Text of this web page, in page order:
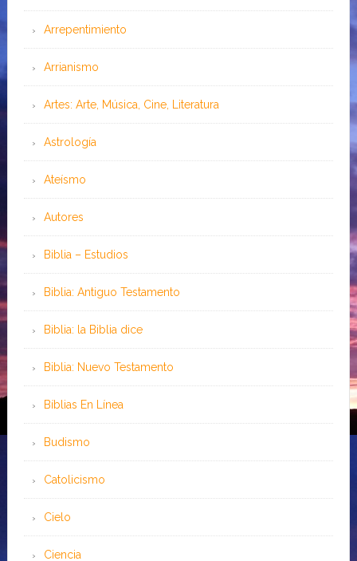
Arrepentimiento
Arrianismo
Artes: Arte, Música, Cine, Literatura
Astrología
Ateísmo
Autores
Biblia – Estudios
Biblia: Antiguo Testamento
Biblia: la Biblia dice
Biblia: Nuevo Testamento
Bíblias En Línea
Budismo
Catolicismo
Cielo
Ciencia